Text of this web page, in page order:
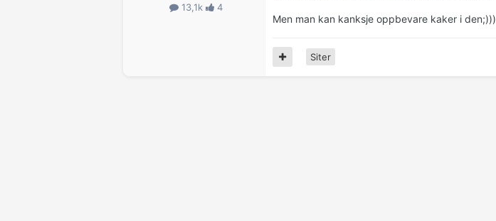
13,1k 4
Men man kan kanksje oppbevare kaker i den;)))
Siter